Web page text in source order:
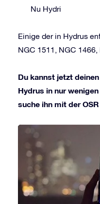
Nu Hydri
Einige der in Hydrus
NGC 1511, NGC 1466,
Du kannst jetzt
Hydrus in nur
suche ihn mit der